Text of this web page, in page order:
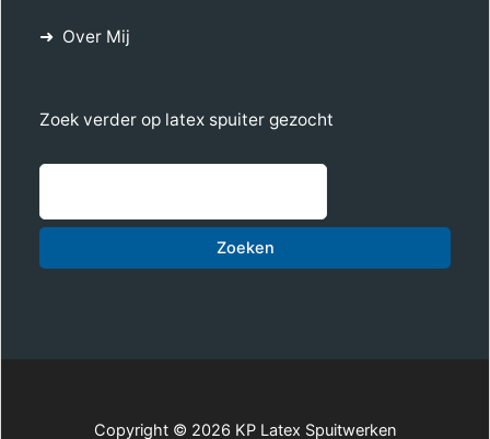
Over Mij
Zoek verder op latex spuiter gezocht
Zoeken
Copyright © 2026 KP Latex Spuitwerken